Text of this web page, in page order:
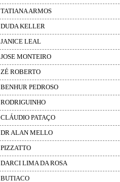
TATIANA ARMOS
DUDA KELLER
JANICE LEAL
JOSE MONTEIRO
ZÉ ROBERTO
BENHUR PEDROSO
RODRIGUINHO
CLÁUDIO PATAÇO
DR ALAN MELLO
PIZZATTO
DARCI LIMA DA ROSA
BUTIACO